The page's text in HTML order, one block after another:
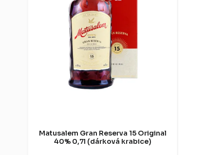
Matusalem Gran Reserva 15 Original
40% 0,7l (dárková krabice)